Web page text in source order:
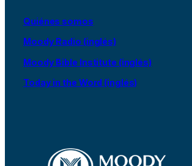
Quiénes somos
Moody Radio (inglés)
Moody Bible Institute (inglés)
Today in the Word (inglés)